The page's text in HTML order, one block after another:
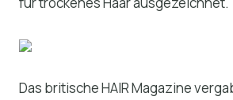
Das britische HAIR Magazine